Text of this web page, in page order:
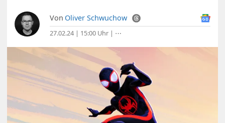
Von Oliver Schwuchow
27.02.24 | 15:00 Uhr | ⋯